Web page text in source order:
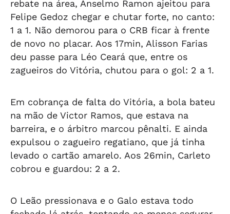
rebate na área, Anselmo Ramon ajeitou para
Felipe Gedoz chegar e chutar forte, no canto:
1 a 1. Não demorou para o CRB ficar à frente
de novo no placar. Aos 17min, Alisson Farias
deu passe para Léo Ceará que, entre os
zagueiros do Vitória, chutou para o gol: 2 a 1.
Em cobrança de falta do Vitória, a bola bateu
na mão de Victor Ramos, que estava na
barreira, e o árbitro marcou pênalti. E ainda
expulsou o zagueiro regatiano, que já tinha
levado o cartão amarelo. Aos 26min, Carleto
cobrou e guardou: 2 a 2.
O Leão pressionava e o Galo estava todo